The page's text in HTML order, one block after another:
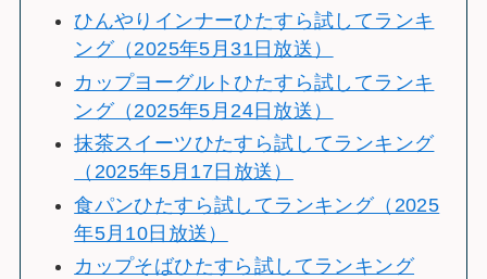
ひんやりインナーひたすら試してランキ
ング（2025年5月31日放送）
カップヨーグルトひたすら試してランキ
ング（2025年5月24日放送）
抹茶スイーツひたすら試してランキング
（2025年5月17日放送）
食パンひたすら試してランキング（2025
年5月10日放送）
カップそばひたすら試してランキング